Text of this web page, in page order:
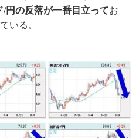
/円の反落が一番目立ってお
いる。